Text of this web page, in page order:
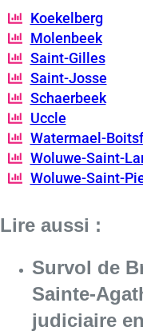
Koekelberg
Molenbeek
Saint-Gilles
Saint-Josse
Schaerbeek
Uccle
Watermael-
Woluwe-Saint-
Woluwe-Saint-
Lire aussi :
Survol de
Sainte-
judiciaire